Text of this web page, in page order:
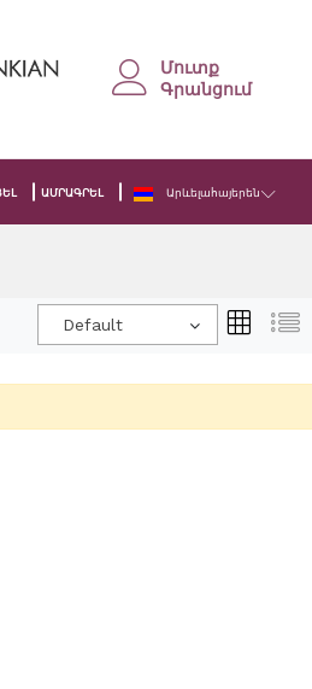
Մուտք
Գրանցում
ԱՄՐԱԳՐԵԼ Արևելահայերեն
Default